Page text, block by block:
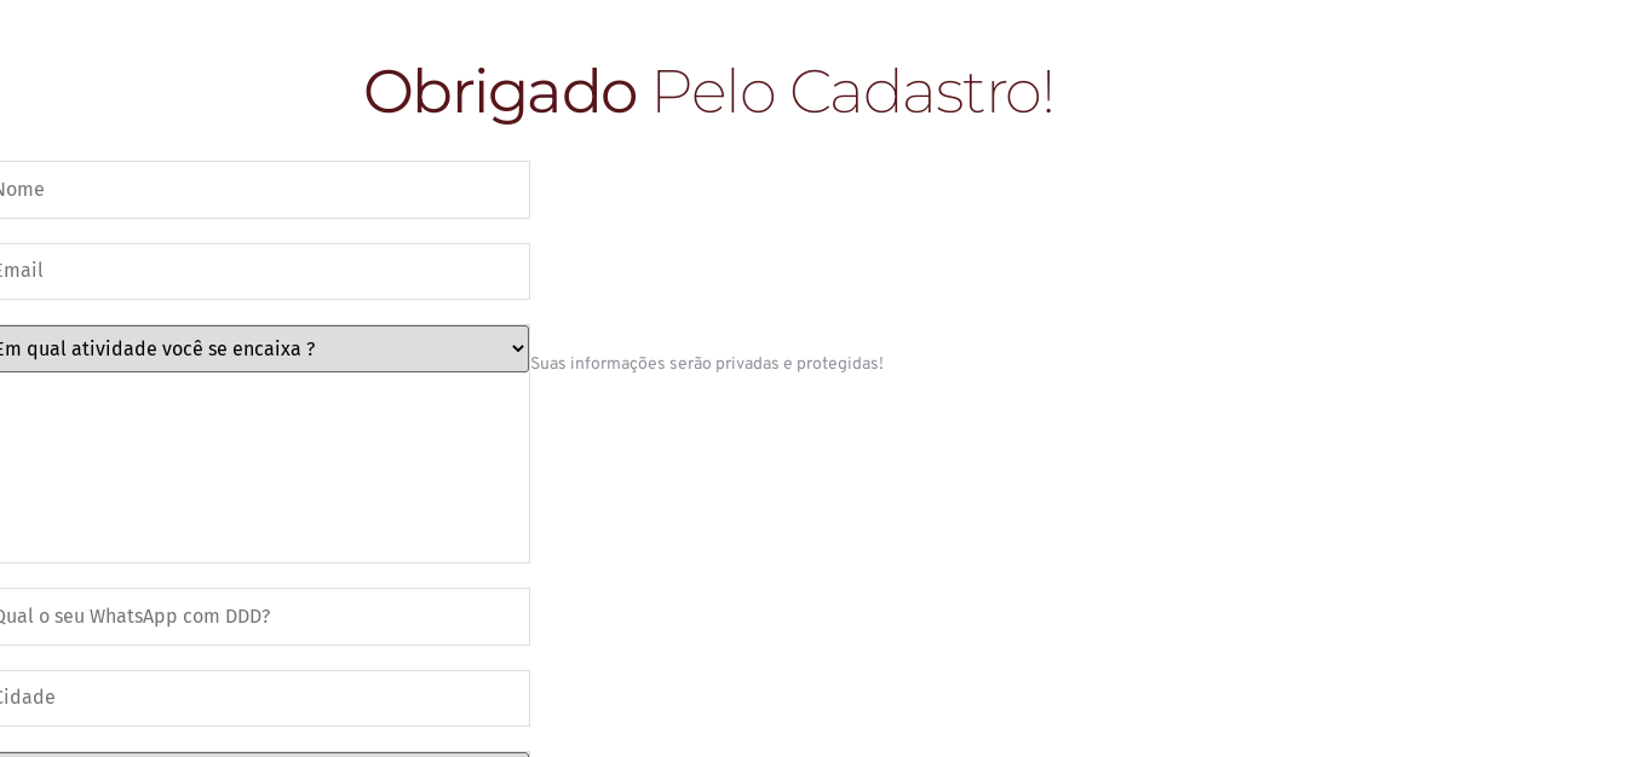
Obrigado Pelo Cadastro!
Suas informações serão privadas e protegidas!